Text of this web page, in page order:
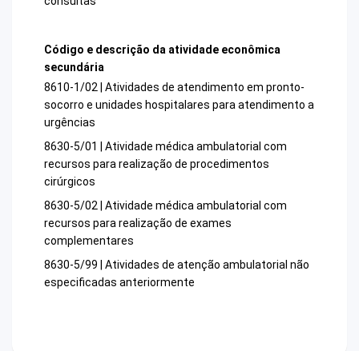
Código e descrição da atividade econômica
secundária
8610-1/02 | Atividades de atendimento em pronto-
socorro e unidades hospitalares para atendimento a
urgências
8630-5/01 | Atividade médica ambulatorial com
recursos para realização de procedimentos
cirúrgicos
8630-5/02 | Atividade médica ambulatorial com
recursos para realização de exames
complementares
8630-5/99 | Atividades de atenção ambulatorial não
especificadas anteriormente